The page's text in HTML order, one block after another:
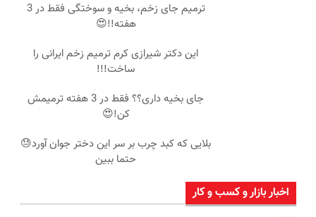
ترمیم جای زخم، بخیه و سوختگی فقط در 3
هفته!!😍
این دکتر شیرازی کرم ترمیم زخم ایرانی را
ساخت!!!
جای بخیه داری؟؟ فقط در 3 هفته ترمیمش
کن!😍
بلایی که کبد چرب بر سر این دختر جوان آورد😓
حتما ببین
اخبار بازار و کسب و کار